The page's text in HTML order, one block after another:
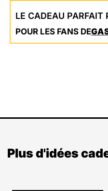
LE CADEAU PARFAIT
POUR LES FANS DE
Plus d'idées